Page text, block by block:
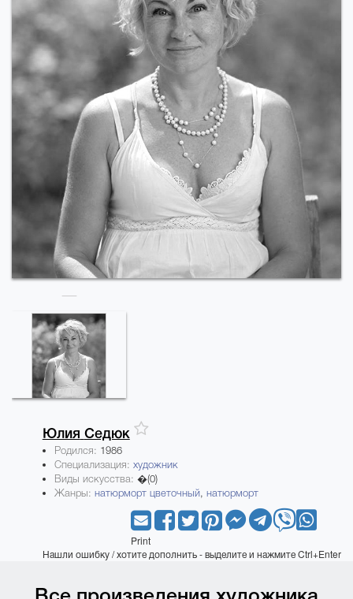
Юлия Седюк
Родился: 1986
Специализация: художник
Виды искусства: �(0)
Жанры: натюрморт цветочный, натюрморт
Print
Нашли ошибку / хотите дополнить - выделите и нажмите Ctrl+Enter